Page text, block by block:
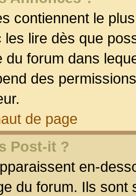
contiennent le
les lire dès que
du forum dans
des
de page
Post-it ?
en-
du forum. Ils